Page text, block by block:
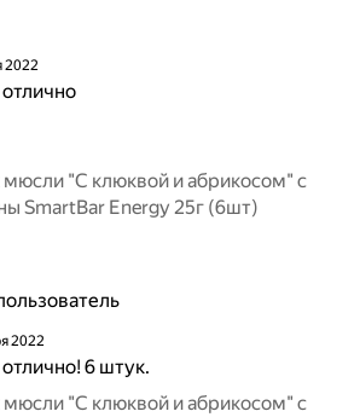
2022
"С клюквой и абрикосом" с
SmartBar Energy 25г (6шт)
2022
6 штук.
"С клюквой и абрикосом" с